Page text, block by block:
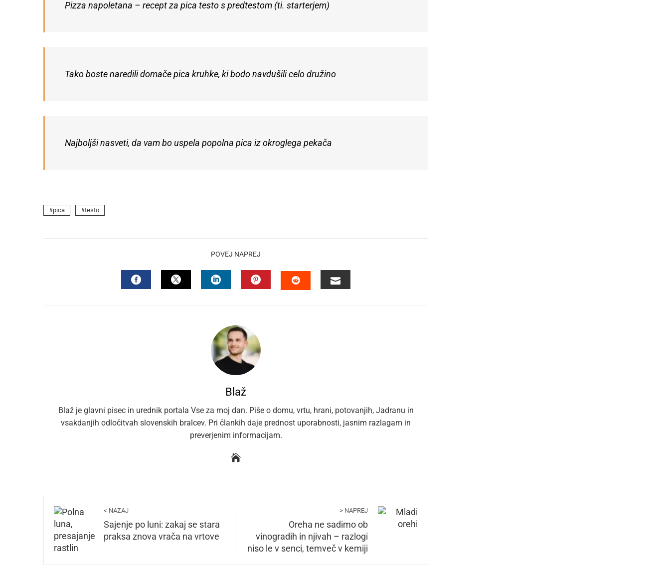
Pizza napoletana – recept za pica testo s predtestom (ti. starterjem)
Tako boste naredili domače pica kruhke, ki bodo navdušili celo družino
Najboljši nasveti, da vam bo uspela popolna pica iz okroglega pekača
pica testo
POVEJ NAPREJ
Blaž
Blaž je glavni pisec in urednik portala Vse za moj dan. Piše o domu, vrtu, hrani, potovanjih, Jadranu in
vsakdanjih odločitvah slovenskih bralcev. Pri člankih daje prednost uporabnosti, jasnim razlagam in
preverjenim informacijam.
< NAZAJ
Sajenje po luni: zakaj se stara
praksa znova vrača na vrtove
> NAPREJ
Oreha ne sadimo ob
vinogradih in njivah – razlogi
niso le v senci, temveč v kemiji